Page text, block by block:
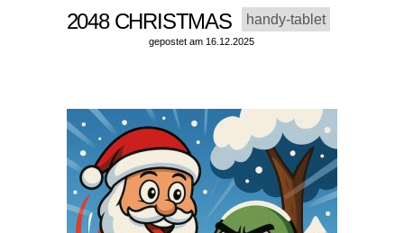
2048 CHRISTMAS handy-tablet
gepostet am 16.12.2025